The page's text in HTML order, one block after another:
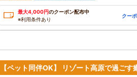
最大4,000円のクーポン配布中
※利用条件あり
クー
【ペット同伴OK】 リゾート高原で過ご